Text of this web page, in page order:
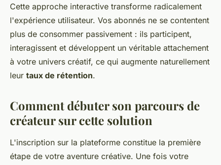
Cette approche interactive transforme radicalement
l'expérience utilisateur. Vos abonnés ne se contentent
plus de consommer passivement : ils participent,
interagissent et développent un véritable attachement
à votre univers créatif, ce qui augmente naturellement
leur taux de rétention.
Comment débuter son parcours de
créateur sur cette solution
L'inscription sur la plateforme constitue la première
étape de votre aventure créative. Une fois votre